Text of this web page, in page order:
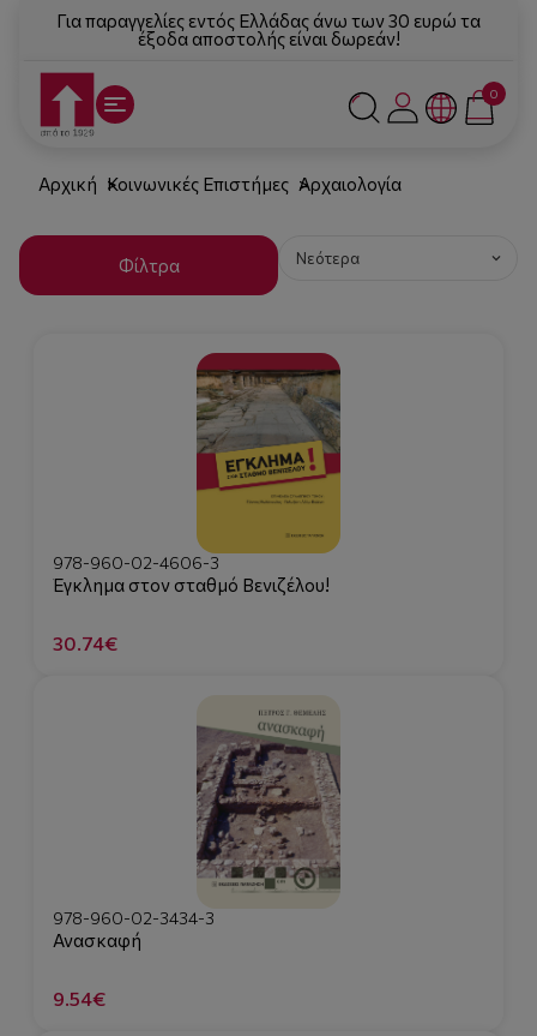
Για παραγγελίες εντός Ελλάδας άνω των 30 ευρώ τα
έξοδα αποστολής είναι δωρεάν!
0
Αρχική Κοινωνικές Επιστήμες Αρχαιολογία
Φίλτρα
978-960-02-4606-3
Έγκλημα στον σταθμό Βενιζέλου!
30.74€
978-960-02-3434-3
Ανασκαφή
9.54€